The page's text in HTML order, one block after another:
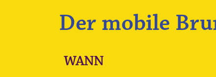
Der mobile
WANN